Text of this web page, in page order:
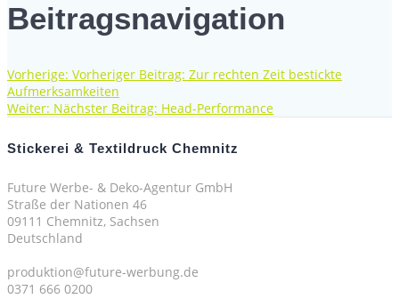
Beitragsnavigation
Vorherige: Vorheriger Beitrag: Zur rechten Zeit bestickte
Aufmerksamkeiten
Weiter: Nächster Beitrag: Head-Performance
Stickerei & Textildruck Chemnitz
Future Werbe- & Deko-Agentur GmbH
Straße der Nationen 46
09111 Chemnitz, Sachsen
Deutschland
produktion@future-werbung.de
0371 666 0200